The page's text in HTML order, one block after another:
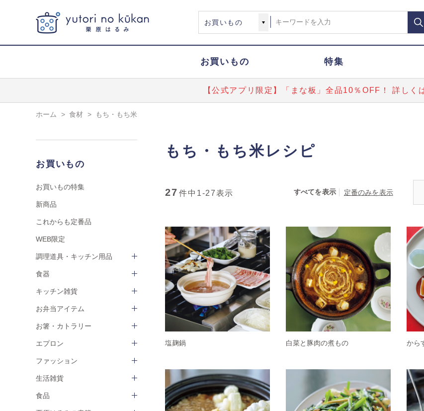
お買いもの 特集
【公式アプリ限定】「まな板」全品10％OFF！ 詳しく
ホーム > 食材 > もち・もち米
お買いもの
お買いもの特集
新商品
これからも定番品
WEB限定
調理道具・キッチン用品
食器
キッチン雑貨
お弁当アイテム
お箸・カトラリー
エプロン
ファッション
生活雑貨
食品
もち・もち米レシピ
27 件中 1-27表示 すべてを表示 定番のみを表示
塩麹鍋 白菜と豚肉の煮もの から